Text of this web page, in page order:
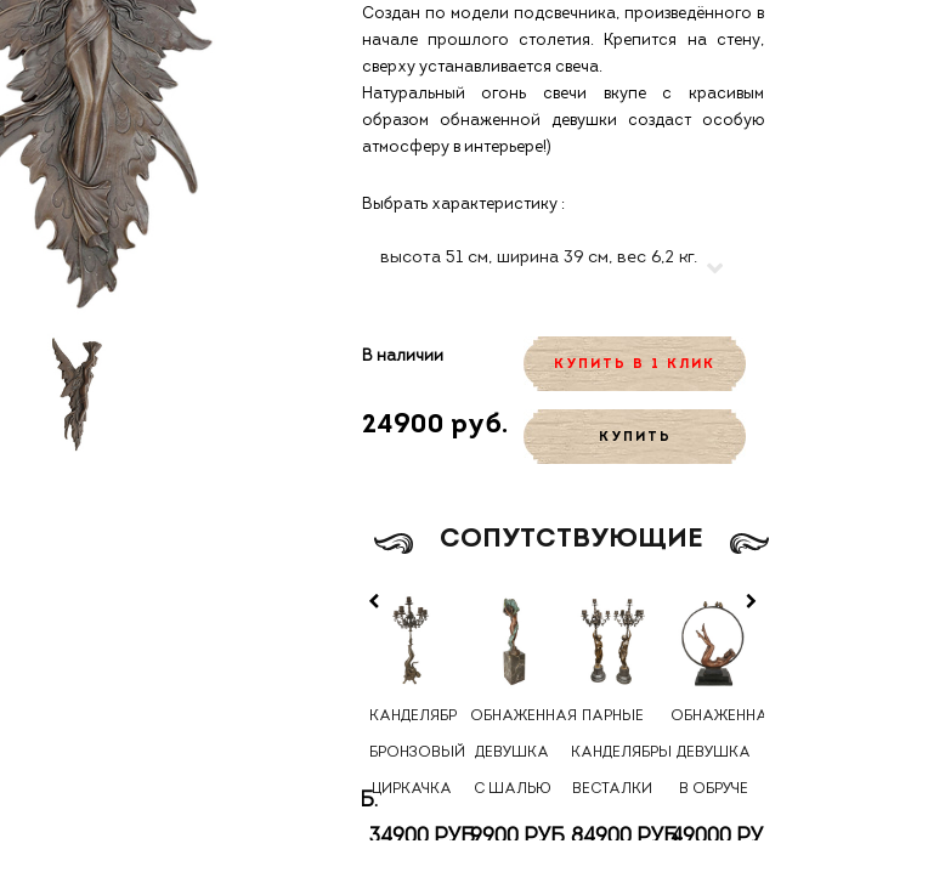
Создан по модели подсвечника, произведённого в
начале прошлого столетия. Крепится на стену,
сверху устанавливается свеча.
Натуральный огонь свечи вкупе с красивым
образом обнаженной девушки создаст особую
атмосферу в интерьере!)
Выбрать характеристику :
В наличии
24900 руб.
КУПИТЬ В 1 КЛИК
КУПИТЬ
CОПУТСТВУЮЩИЕ
74500 РУБ.
КАНДЕЛЯБР
БРОНЗОВЫЙ
ЦИРКАЧКА
34900 РУБ.
ОБНАЖЕННАЯ
ДЕВУШКА
С ШАЛЬЮ
9900 РУБ.
ПАРНЫЕ
КАНДЕЛЯБРЫ
ВЕСТАЛКИ
84900 РУБ.
ОБНАЖЕННАЯ
ДЕВУШКА
В ОБРУЧЕ
49000 РУБ.